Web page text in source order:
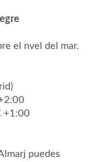
el nvel del mar.
+1:00
puedes